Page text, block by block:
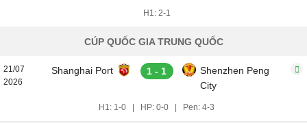
H1: 2-1
CÚP QUỐC GIA TRUNG QUỐC
21/07
2026
Shanghai Port 1 - 1
Shenzhen Peng
City
H1: 1-0 HP: 0-0 Pen: 4-3